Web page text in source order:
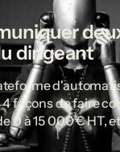
dirigeant
4 façons de faire
0 à 15 000 € HT,